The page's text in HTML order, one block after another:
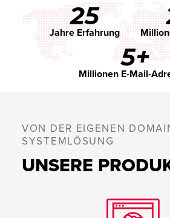
25
Jahre Erfahrung
5+
Millionen E-Mail-
VON DER EIGENEN
SYSTEMLÖSUNG
UNSERE